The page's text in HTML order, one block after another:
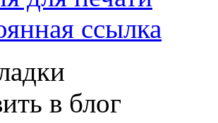
ссылка
в блог